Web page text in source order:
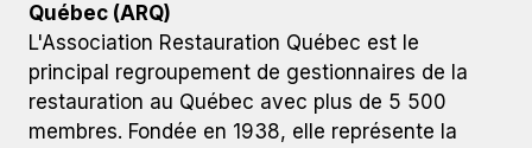
Québec (ARQ)
L'Association Restauration Québec est le
principal regroupement de gestionnaires de la
restauration au Québec avec plus de 5 500
membres. Fondée en 1938, elle représente la